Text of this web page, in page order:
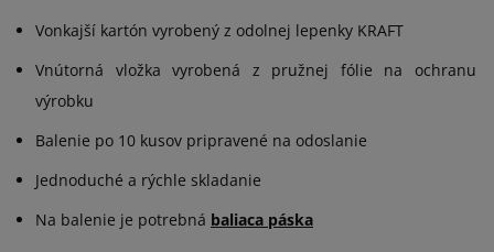
Vonkajší kartón vyrobený z odolnej lepenky KRAFT
Vnútorná vložka vyrobená z pružnej fólie na ochranu
výrobku
Balenie po 10 kusov pripravené na odoslanie
Jednoduché a rýchle skladanie
Na balenie je potrebná baliaca páska